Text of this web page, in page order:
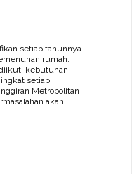
setiap tahunnya
rumah.
kebutuhan
setiap
Metropolitan
akan